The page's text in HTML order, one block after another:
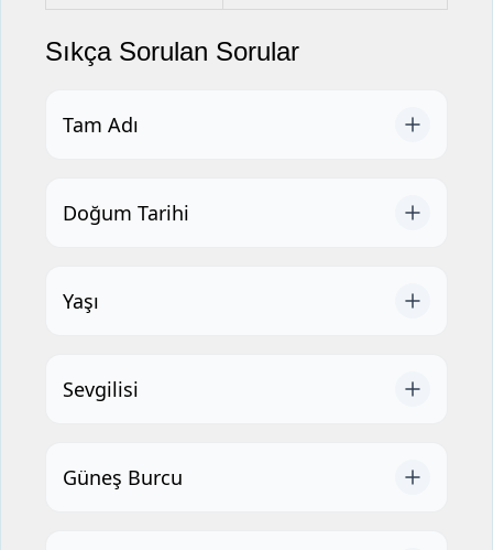
Sıkça Sorulan Sorular
Tam Adı
Doğum Tarihi
Yaşı
Sevgilisi
Güneş Burcu